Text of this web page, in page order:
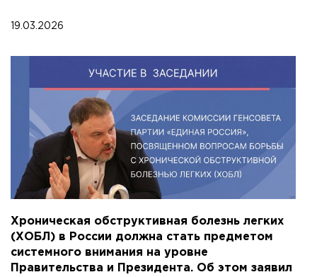
19.03.2026
Хроническая обструктивная болезнь легких
(ХОБЛ) в России должна стать предметом
системного внимания на уровне
Правительства и Президента. Об этом заявил